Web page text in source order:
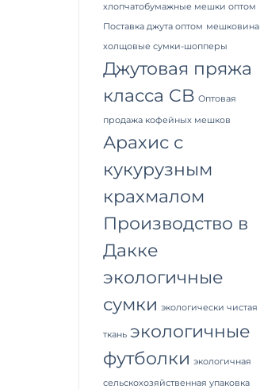
хлопчатобумажные мешки оптом
Поставка джута оптом мешковина
холщовые сумки-шопперы
Джутовая пряжа
класса CB Оптовая
продажа кофейных мешков
Арахис с
кукурузным
крахмалом
Производство в
Дакке
экологичные
сумки экологически чистая
ткань экологичные
футболки экологичная
сельскохозяйственная упаковка